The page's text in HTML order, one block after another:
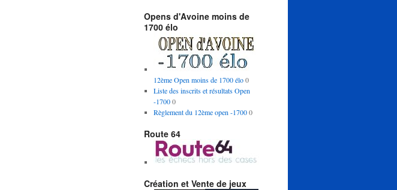
Opens d'Avoine moins de
1700 élo
12ème Open moins de 1700 élo0
Liste des inscrits et résultats Open
-17000
Règlement du 12ème open -17000
Route 64
Création et Vente de jeux